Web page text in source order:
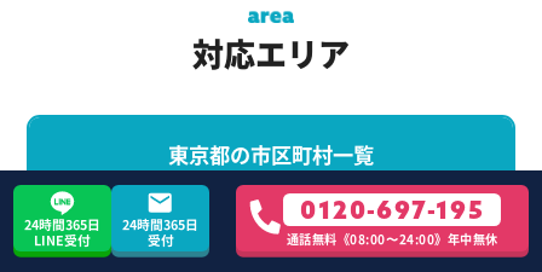
対応エリア
東京都の市区町村一覧
昭島市 あきる野市 足立区 荒川区 板橋区
稲城市 江戸川区 青梅市 大田区
田園調布(大田区) 奥多摩町 葛飾区 北区
24時間365日
LINE受付
24時間365日
受付
0120-697-195
通話無料《08:00〜24:00》年中無休